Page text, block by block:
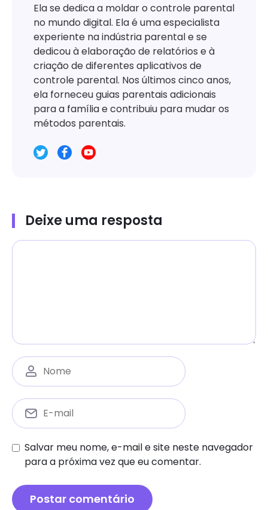
Ela se dedica a moldar o controle parental
no mundo digital. Ela é uma especialista
experiente na indústria parental e se
dedicou à elaboração de relatórios e à
criação de diferentes aplicativos de
controle parental. Nos últimos cinco anos,
ela forneceu guias parentais adicionais
para a família e contribuiu para mudar os
métodos parentais.
Deixe uma resposta
Salvar meu nome, e-mail e site neste navegador
para a próxima vez que eu comentar.